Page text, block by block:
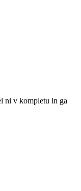
ni v kompletu in ga